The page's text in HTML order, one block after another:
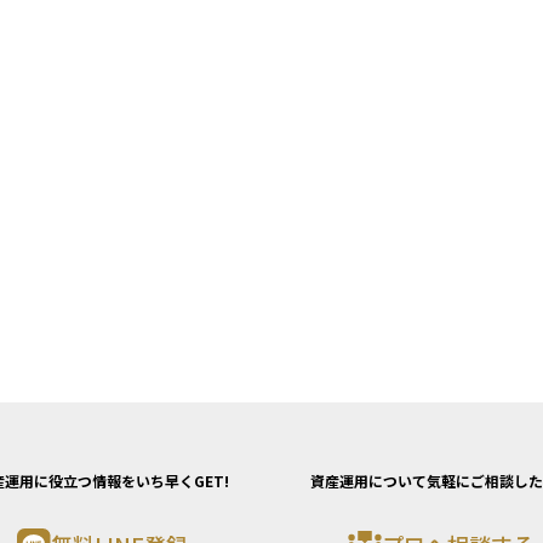
運用に役立つ情報をいち早くGET! 資産運用について気軽にご相談し